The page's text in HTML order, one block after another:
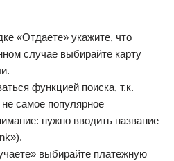
«Отдаете» укажите, что
случае выбирайте карту
функцией поиска, т.к.
самое популярное
нужно вводить название
выбирайте платежную